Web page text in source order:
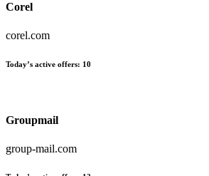
Corel
corel.com
Today’s active offers: 10
Groupmail
group-mail.com